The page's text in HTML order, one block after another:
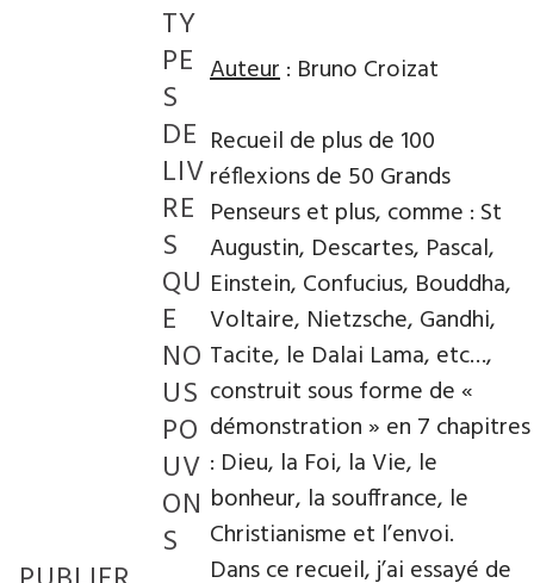
Auteur: Bruno Croizat
Recueil de plus de 100
réflexions de 50 Grands
Penseurs et plus, comme : St
Augustin, Descartes, Pascal,
Einstein, Confucius, Bouddha,
Voltaire, Nietzsche, Gandhi,
Tacite, le Dalai Lama, etc…,
construit sous forme de «
démonstration » en 7 chapitres
: Dieu, la Foi, la Vie, le
bonheur, la souffrance, le
Christianisme et l’envoi.
Dans ce recueil, j’ai essayé de
TY
PE
S
DE
LIV
RE
S
QU
E
NO
US
PO
UV
ON
S